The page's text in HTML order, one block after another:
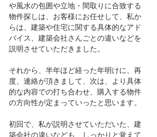
や風水の包囲や立地・間取りに合致する
物件探しは、お客様にお任せして、私か
らは、建築や住宅に関する具体的なアド
バイス、建築会社さんごとの違いなどを
説明させていただきました。
それから、半年ほど経った年明けに、再
度、連絡が頂きまして、次は、より具体
的な内容での打ち合わせ、購入する物件
の方向性が定まっていったと思います。
初回で、私が説明させていただいた、建
築会社の違いなども、しっかりと覚えて